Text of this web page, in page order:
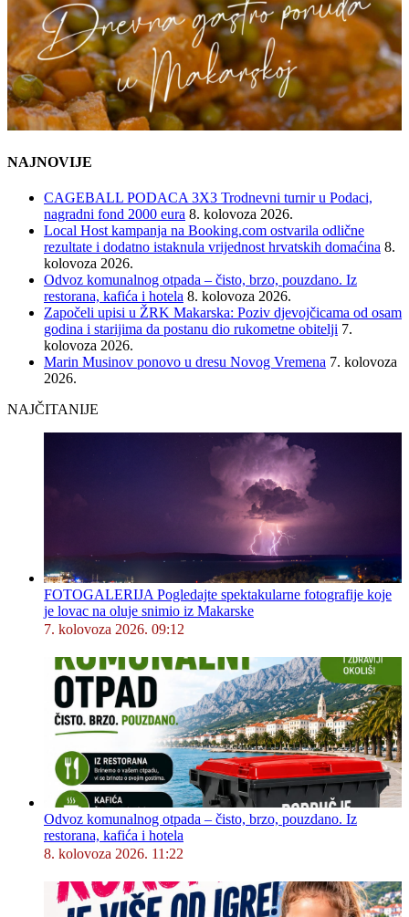
NAJNOVIJE
CAGEBALL PODACA 3X3 Trodnevni turnir u Podaci,
nagradni fond 2000 eura 8. kolovoza 2026.
Local Host kampanja na Booking.com ostvarila odlične
rezultate i dodatno istaknula vrijednost hrvatskih domaćina 8.
kolovoza 2026.
Odvoz komunalnog otpada – čisto, brzo, pouzdano. Iz
restorana, kafića i hotela 8. kolovoza 2026.
Započeli upisi u ŽRK Makarska: Poziv djevojčicama od osam
godina i starijima da postanu dio rukometne obitelji 7.
kolovoza 2026.
Marin Musinov ponovo u dresu Novog Vremena 7. kolovoza
2026.
NAJČITANIJE
FOTOGALERIJA Pogledajte spektakularne fotografije koje
je lovac na oluje snimio iz Makarske
7. kolovoza 2026. 09:12
Odvoz komunalnog otpada – čisto, brzo, pouzdano. Iz
restorana, kafića i hotela
8. kolovoza 2026. 11:22